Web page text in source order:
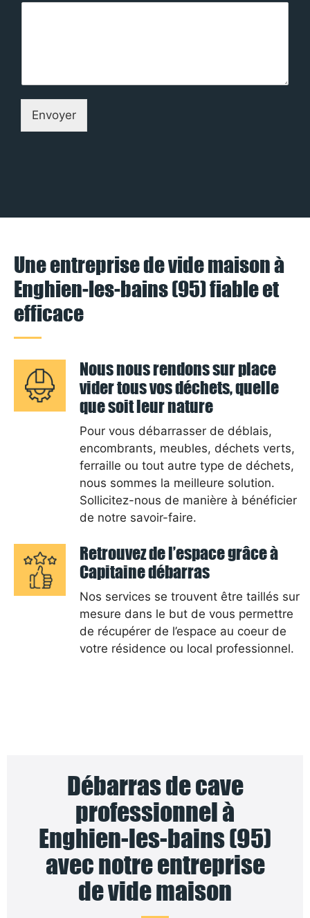
Envoyer
Une entreprise de vide maison à
Enghien-les-bains (95) fiable et
efficace
Nous nous rendons sur place
vider tous vos déchets, quelle
que soit leur nature
Pour vous débarrasser de déblais,
encombrants, meubles, déchets verts,
ferraille ou tout autre type de déchets,
nous sommes la meilleure solution.
Sollicitez-nous de manière à bénéficier
de notre savoir-faire.
Retrouvez de l’espace grâce à
Capitaine débarras
Nos services se trouvent être taillés sur
mesure dans le but de vous permettre
de récupérer de l’espace au coeur de
votre résidence ou local professionnel.
Débarras de cave
professionnel à
Enghien-les-bains (95)
avec notre entreprise
de vide maison